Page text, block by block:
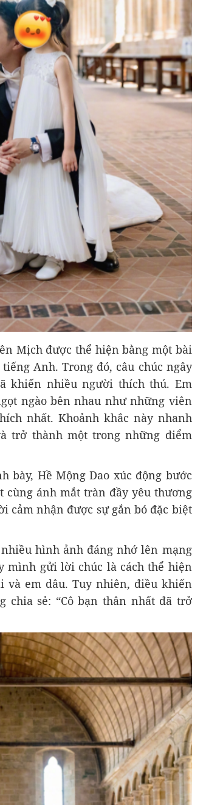
Mịch được thể hiện bằng một bài
Anh. Trong đó, câu chúc ngây
khiến nhiều người thích thú. Em
ngào bên nhau như những viên
nhất. Khoảnh khắc này nhanh
trở thành một trong những điểm
bày, Hề Mộng Dao xúc động bước
cùng ánh mắt tràn đầy yêu thương
cảm nhận được sự gắn bó đặc biệt
hình ảnh đáng nhớ lên mạng
mình gửi lời chúc là cách thể hiện
và em dâu. Tuy nhiên, điều khiến
chia sẻ: “Cô bạn thân nhất đã trở